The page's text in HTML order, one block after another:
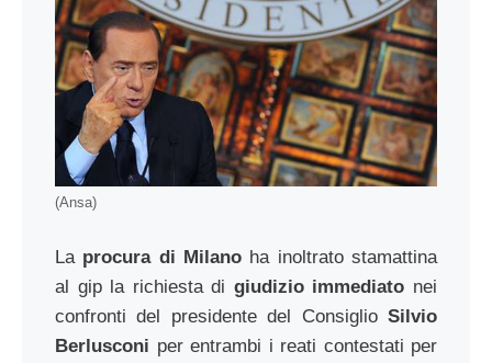
(Ansa)
La procura di Milano ha inoltrato stamattina
al gip la richiesta di giudizio immediato nei
confronti del presidente del Consiglio Silvio
Berlusconi per entrambi i reati contestati per